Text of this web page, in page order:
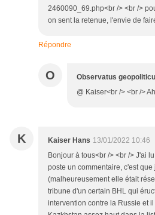
2460090_69.php<br /> <br />
on sent la retenue, l'envie de
Répondre
O Observatus
@ Kaiser<br /> <br />
K Kaiser Hans 13/01/2022 10:46
Bonjour à tous<br /> <br /> J'ai
poste un commentaire, c'est que
(malheureusement elle était
tribune d'un certain BHL qui
intervention contre la Russie et